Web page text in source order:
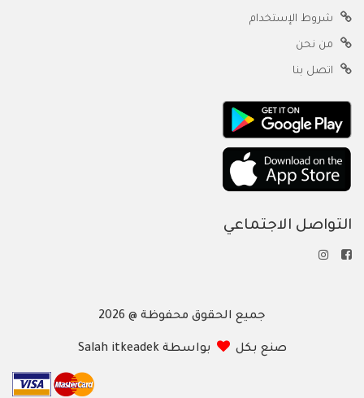
شروط الإستخدام
من نحن
اتصل بنا
التواصل الاجتماعي
جميع الحقوق محفوظة @ 2026
صنع بكل بواسطة Salah itkeadek